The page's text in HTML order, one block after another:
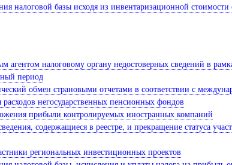
налоговой базы исходя из инвентаризационной стоимости
агентом налоговому органу недостоверных сведений в
период
обмен страновыми отчетами в соответствии с
негосударственных пенсионных фондов
прибыли контролируемых иностранных компаний
содержащиеся в реестре, и прекращение статуса
региональных инвестиционных проектов